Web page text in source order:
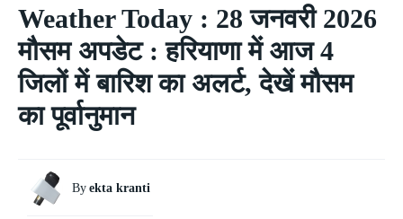
Weather Today : 28 जनवरी 2026
मौसम अपडेट : हरियाणा में आज 4
जिलों में बारिश का अलर्ट, देखें मौसम
का पूर्वानुमान
By ekta kranti